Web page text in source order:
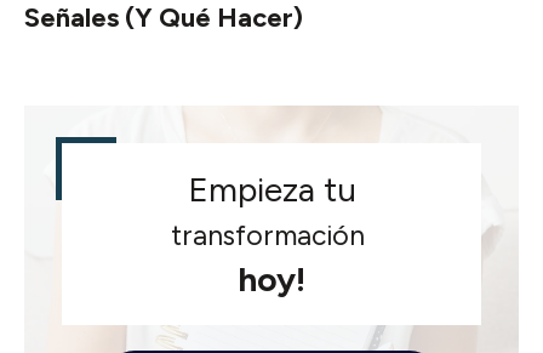
Señales (y Qué Hacer)
Empieza tu
transformación
hoy!